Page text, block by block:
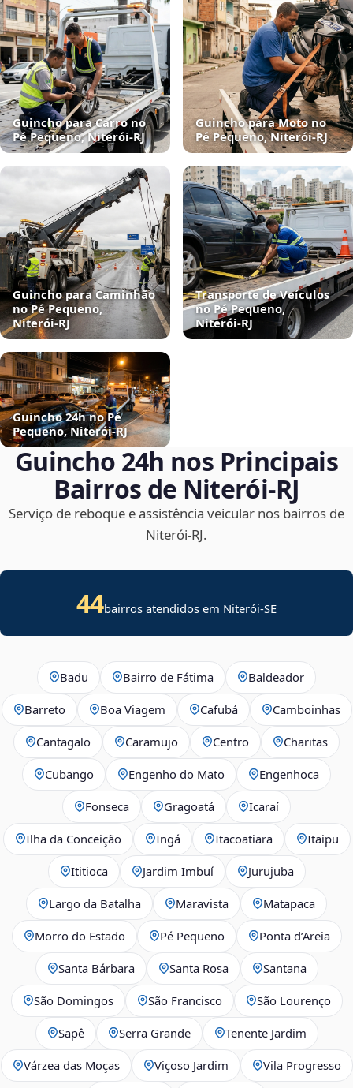
Guincho para Carro no
Pé Pequeno, Niterói‑RJ
Guincho para Moto no
Pé Pequeno, Niterói‑RJ
Guincho para Caminhão
no Pé Pequeno,
Niterói‑RJ
Transporte de Veículos
no Pé Pequeno,
Niterói‑RJ
Guincho 24h no Pé
Pequeno, Niterói‑RJ
Guincho 24h nos Principais
Bairros de Niterói‑RJ
Serviço de reboque e assistência veicular nos bairros de
Niterói‑RJ.
44bairros atendidos em Niterói-SE
Badu Bairro de Fátima Baldeador
Barreto Boa Viagem Cafubá Camboinhas
Cantagalo Caramujo Centro Charitas
Cubango Engenho do Mato Engenhoca
Fonseca Gragoatá Icaraí
Ilha da Conceição Ingá Itacoatiara Itaipu
Ititioca Jardim Imbuí Jurujuba
Largo da Batalha Maravista Matapaca
Morro do Estado Pé Pequeno Ponta d’Areia
Santa Bárbara Santa Rosa Santana
São Domingos São Francisco São Lourenço
Sapê Serra Grande Tenente Jardim
Várzea das Moças Viçoso Jardim Vila Progresso